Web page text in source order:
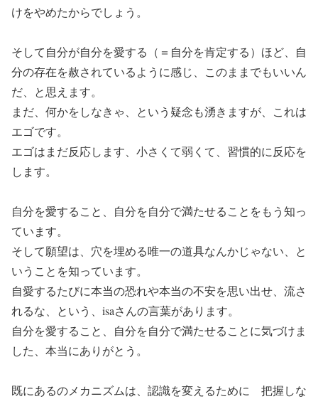
けをやめたからでしょう。
そして自分が自分を愛する（＝自分を肯定する）ほど、自
分の存在を赦されているように感じ、このままでもいいん
だ、と思えます。
まだ、何かをしなきゃ、という疑念も湧きますが、これは
エゴです。
エゴはまだ反応します、小さくて弱くて、習慣的に反応を
します。
自分を愛すること、自分を自分で満たせることをもう知っ
ています。
そして願望は、穴を埋める唯一の道具なんかじゃない、と
いうことを知っています。
自愛するたびに本当の恐れや本当の不安を思い出せ、流さ
れるな、という、isaさんの言葉があります。
自分を愛すること、自分を自分で満たせることに気づけま
した、本当にありがとう。
既にあるのメカニズムは、認識を変えるために 把握しな